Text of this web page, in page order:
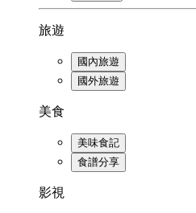
旅遊
國內旅遊
國外旅遊
美食
美味食記
食譜分享
影視